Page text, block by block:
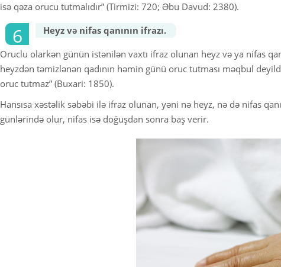
isə qəza orucu tutmalıdır” (Tirmizi: 720; Əbu Davud: 2380).
Heyz və nifas qanının ifrazı.
Oruclu olarkən günün istənilən vaxtı ifraz olunan heyz və ya nifas
heyzdən təmizlənən qadının həmin günü oruc tutması məqbul
oruc tutmaz” (Buxari: 1850).
Hansısa xəstəlik səbəbi ilə ifraz olunan, yəni nə heyz, nə də nifas
günlərində olur, nifas isə doğuşdan sonra baş verir.